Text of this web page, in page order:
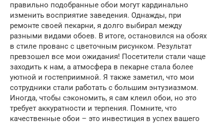
правильно подобранные обои могут кардинально
изменить восприятие заведения. Однажды, при
ремонте своей пекарни, я долго выбирал между
разными видами обоев. В итоге, остановился на обоях
в стиле прованс с цветочным рисунком. Результат
превзошел все мои ожидания! Посетители стали чаще
заходить к нам, а атмосфера в пекарне стала более
уютной и гостеприимной. Я также заметил, что мои
сотрудники стали работать с большим энтузиазмом.
Иногда, чтобы сэкономить, я сам клеил обои, но это
требует аккуратности и терпения. Помните, что
качественные обои – это инвестиция в успех вашего